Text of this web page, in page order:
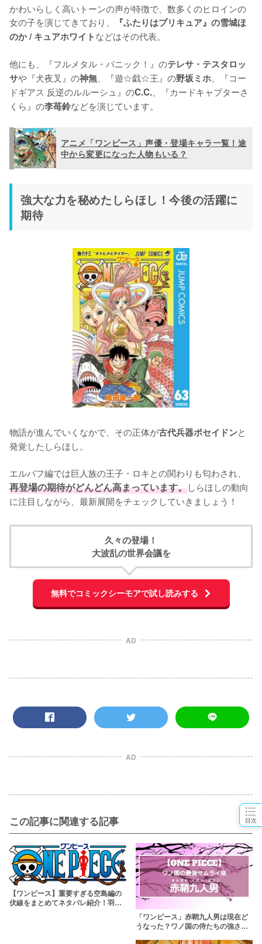
目次
かわいらしく高いトーンの声が特徴で、数多くのヒロインの
女の子を演じてきており、
『ふたりはプリキュア』の雪城ほ
のか / キュアホワイトなどはその代表。
他にも、『フルメタル・パニック！』のテレサ・テスタロッ
サや『犬夜叉』の神無 、『遊☆戯☆王』の野坂ミホ 、『コー
ドギアス 反逆のルルーシュ』のC.C. 、『カードキャプターさ
くら』の李苺鈴などを演じています。
アニメ「ワンピース」声優・登場キャラ一覧！途
中から変更になった人物もいる？
強大な力を秘めたしらほし！今後の活躍に
期待
物語が進んでいくなかで、その正体が古代兵器ポセイドンと
発覚したしらほし。
エルバフ編では巨人族の王子・ロキとの関わりも匂わされ、
再登場の期待がどんどん高まっています。しらほしの動向
に注目しながら、最新展開をチェックしていきましょう！
久々の登場！
大波乱の世界会議を
無料でコミックシーモアで試し読みする
AD
AD
この記事に関連する記事
【ワンピース】重要すぎる空島編の
伏線をまとめてネタバレ紹介！羽の
「ワンピース」赤鞘九人男は現在ど
うなった？ワノ国の侍たちの強さな